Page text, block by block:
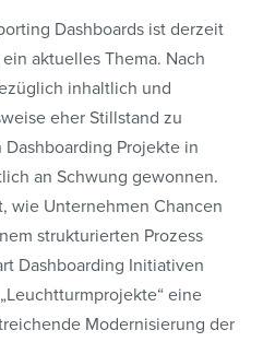
Dashboards ist derzeit
aktuelles Thema. Nach
inhaltlich und
eher Stillstand zu
Projekte in
an Schwung gewonnen.
wie Unternehmen Chancen
strukturierten Prozess
Dashboarding Initiativen
eine
Modernisierung der